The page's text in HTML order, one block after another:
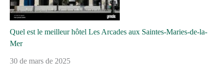
Quel est le meilleur hôtel Les Arcades aux Saintes-Maries-de-la-
Mer
30 de mars de 2025